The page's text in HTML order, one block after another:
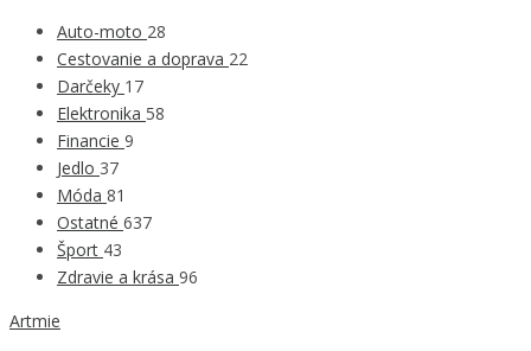
Auto-moto 28
Cestovanie a doprava 22
Darčeky 17
Elektronika 58
Financie 9
Jedlo 37
Móda 81
Ostatné 637
Šport 43
Zdravie a krása 96
Artmie